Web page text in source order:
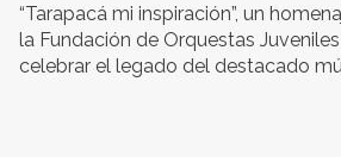
“Tarapacá mi inspiración”, un
la Fundación de Orquestas
celebrar el legado del destacado